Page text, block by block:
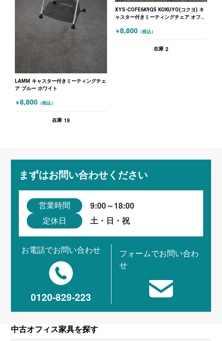
LAMM キャスター付きミーティングチェ
ア ブルー ホワイト
￥8,800 （税込）
在庫 19
XYS-COFE6K9Q5 KOKUYO(コクヨ) キ
ャスター付きミーティングチェア オフセ
￥8,800 （税込）
在庫 2
まずはお問い合わせください
営業時間 9:00～18:00
定休日 土・日・祝
お電話でお問い合わせ
0120-829-223
フォームでお問い合わ
せ
中古オフィス家具を探す